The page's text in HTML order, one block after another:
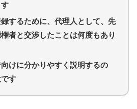
録するために、代理人として、先
者と交渉したことは何度もあり
向けに分かりやすく説明するの
す